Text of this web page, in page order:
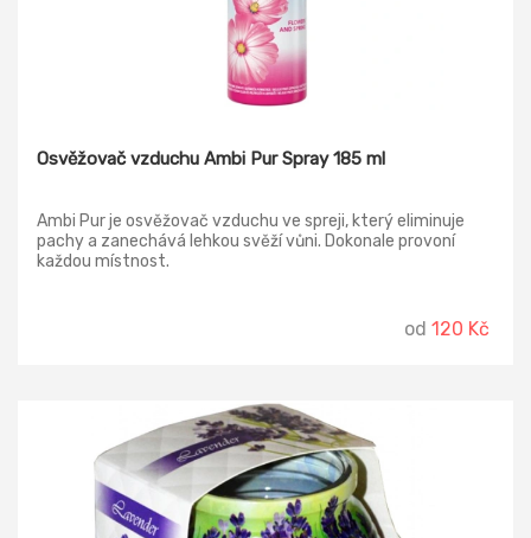
Osvěžovač vzduchu Ambi Pur Spray 185 ml
Ambi Pur je osvěžovač vzduchu ve spreji, který eliminuje
pachy a zanechává lehkou svěží vůni. Dokonale provoní
každou místnost.
od 120 Kč